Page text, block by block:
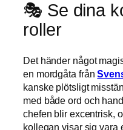
🎭 Se dina
roller
Det händer något
en mordgåta från
kanske plötsligt
med både ord och
chefen blir excentrisk,
kollegan visar sig vara